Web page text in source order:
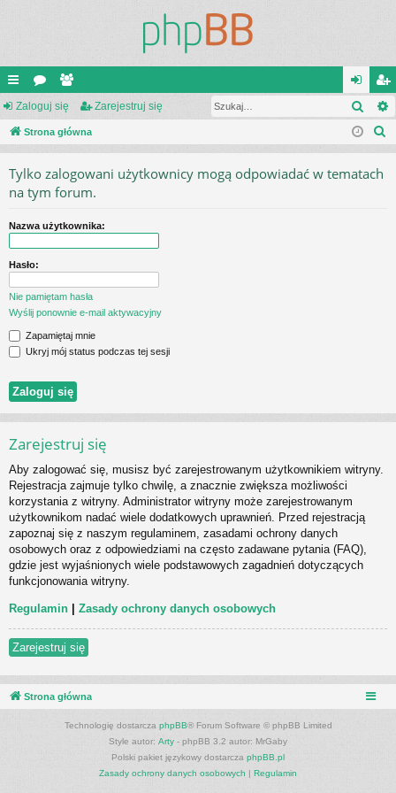
ię
ce
…
or
a
ży
tk
al
og
ar
ej
Zaloguj się Zarejestruj się
Strona główna
Tylko zalogowani użytkownicy mogą odpowiadać w tematach
na tym forum.
Nazwa użytkownika:
Hasło:
Nie pamiętam hasła
Wyślij ponownie e-mail aktywacyjny
Zapamiętaj mnie
Ukryj mój status podczas tej sesji
Zarejestruj się
Aby zalogować się, musisz być zarejestrowanym użytkownikiem witryny.
Rejestracja zajmuje tylko chwilę, a znacznie zwiększa możliwości
korzystania z witryny. Administrator witryny może zarejestrowanym
użytkownikom nadać wiele dodatkowych uprawnień. Przed rejestracją
zapoznaj się z naszym regulaminem, zasadami ochrony danych
osobowych oraz z odpowiedziami na często zadawane pytania (FAQ),
gdzie jest wyjaśnionych wiele podstawowych zagadnień dotyczących
funkcjonowania witryny.
Regulamin | Zasady ochrony danych osobowych
Zarejestruj się
Strona główna
Technologię dostarcza phpBB® Forum Software © phpBB Limited
Style autor: Arty - phpBB 3.2 autor: MrGaby
Polski pakiet językowy dostarcza phpBB.pl
Zasady ochrony danych osobowych | Regulamin